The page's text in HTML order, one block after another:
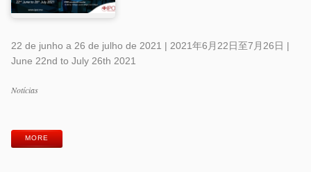
22 de junho a 26 de julho de 2021 | 2021年6月22日至7月26日 |
June 22nd to July 26th 2021
Categorias
Notícias
MORE